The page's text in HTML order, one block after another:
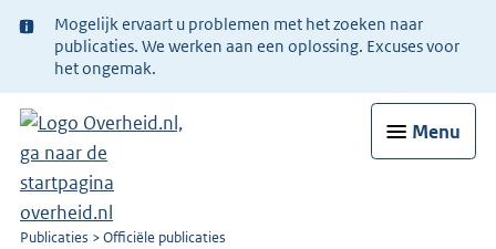
Ter
informatie:
Mogelijk ervaart u problemen met het zoeken naar
publicaties. We werken aan een oplossing. Excuses voor
het ongemak.
Menu
U
Publicaties Officiële publicaties